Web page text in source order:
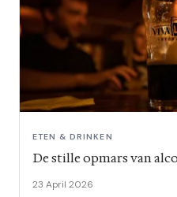
ETEN & DRINKEN
De stille opmars van
23 April 2026